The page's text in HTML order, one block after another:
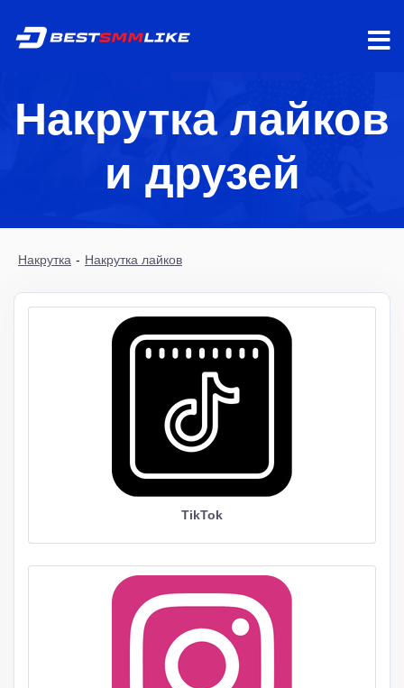
Накрутка лайков
и друзей
Накрутка - Накрутка лайков
TikTok